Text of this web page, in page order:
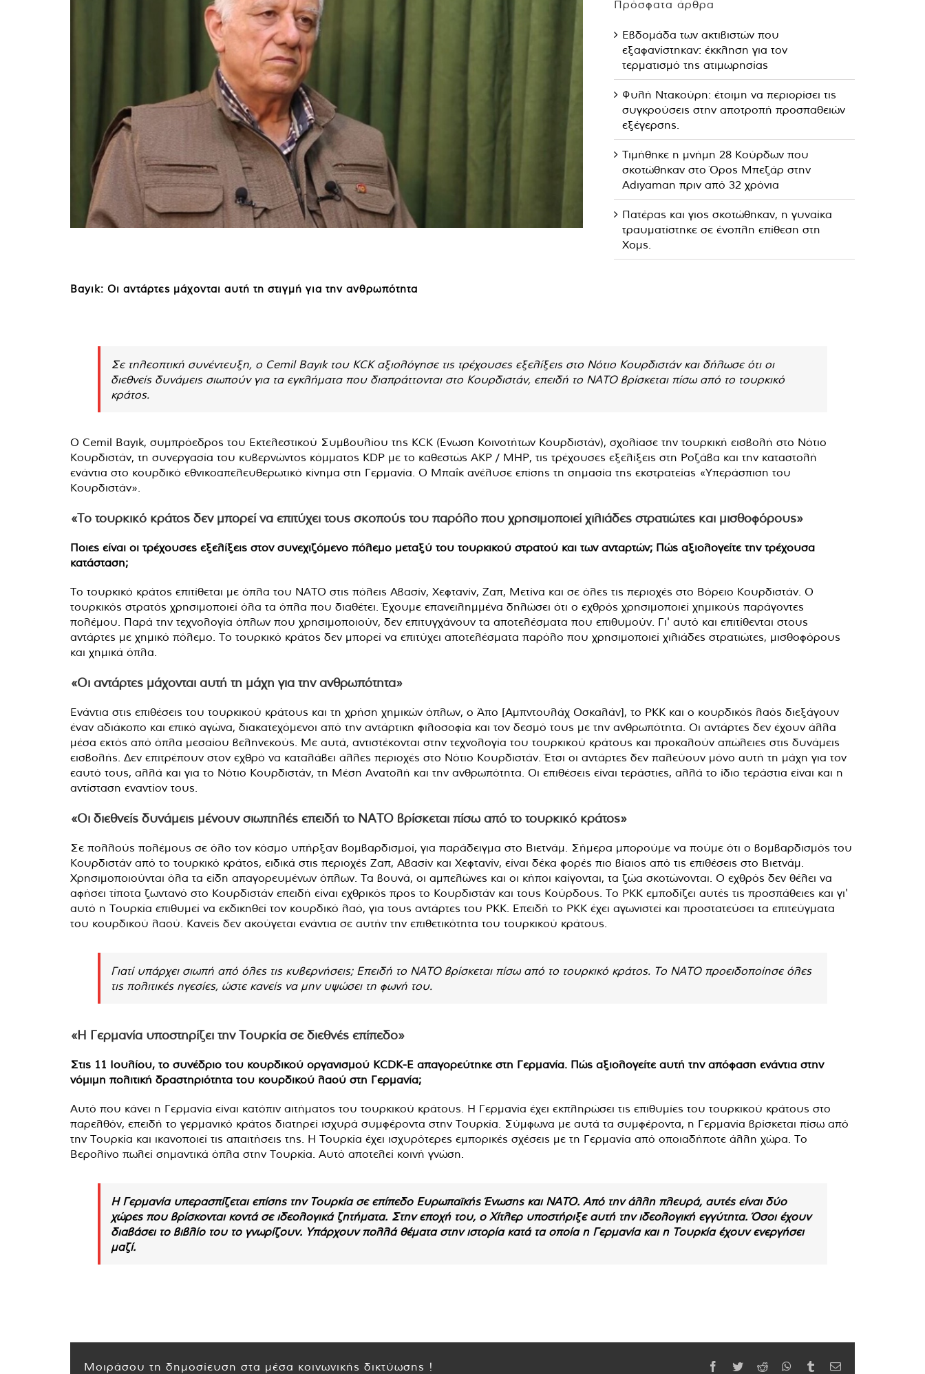
Πρόσφατα άρθρα
Εβδομάδα των ακτιβιστών που
εξαφανίστηκαν: έκκληση για τον
τερματισμό της ατιμωρησίας
Φυλή Ντακούρη: έτοιμη να περιορίσει τις
συγκρούσεις στην αποτροπή προσπαθειών
εξέγερσης.
Τιμήθηκε η μνήμη 28 Κούρδων που
σκοτώθηκαν στο Όρος Μπεζάρ στην
Adıyaman πριν από 32 χρόνια
Πατέρας και γιος σκοτώθηκαν, η γυναίκα
τραυματίστηκε σε ένοπλη επίθεση στη
Χομς.
Bayık: Οι αντάρτες μάχονται αυτή τη στιγμή για την ανθρωπότητα
Σε τηλεοπτική συνέντευξη, ο Cemil Bayık του KCK αξιολόγησε τις τρέχουσες εξελίξεις στο Νότιο Κουρδιστάν και δήλωσε ότι οι
διεθνείς δυνάμεις σιωπούν για τα εγκλήματα που διαπράττονται στο Κουρδιστάν, επειδή το ΝΑΤΟ βρίσκεται πίσω από το τουρκικό
κράτος.
Ο Cemil Bayık, συμπρόεδρος του Εκτελεστικού Συμβουλίου της KCK (Ένωση Κοινοτήτων Κουρδιστάν), σχολίασε την τουρκική εισβολή στο Νότιο
Κουρδιστάν, τη συνεργασία του κυβερνώντος κόμματος KDP με το καθεστώς AKP / MHP, τις τρέχουσες εξελίξεις στη Ροζάβα και την καταστολή
ενάντια στο κουρδικό εθνικοαπελευθερωτικό κίνημα στη Γερμανία. Ο Μπαΐκ ανέλυσε επίσης τη σημασία της εκστρατείας «Υπεράσπιση του
Κουρδιστάν».
«Το τουρκικό κράτος δεν μπορεί να επιτύχει τους σκοπούς του παρόλο που χρησιμοποιεί χιλιάδες στρατιώτες και μισθοφόρους»
Ποιες είναι οι τρέχουσες εξελίξεις στον συνεχιζόμενο πόλεμο μεταξύ του τουρκικού στρατού και των ανταρτών; Πώς αξιολογείτε την τρέχουσα
κατάσταση;
Το τουρκικό κράτος επιτίθεται με όπλα του ΝΑΤΟ στις πόλεις Αβασίν, Χεφτανίν, Ζαπ, Μετίνα και σε όλες τις περιοχές στο Βόρειο Κουρδιστάν. Ο
τουρκικός στρατός χρησιμοποιεί όλα τα όπλα που διαθέτει. Έχουμε επανειλημμένα δηλώσει ότι ο εχθρός χρησιμοποιεί χημικούς παράγοντες
πολέμου. Παρά την τεχνολογία όπλων που χρησιμοποιούν, δεν επιτυγχάνουν τα αποτελέσματα που επιθυμούν. Γι' αυτό και επιτίθενται στους
αντάρτες με χημικό πόλεμο. Το τουρκικό κράτος δεν μπορεί να επιτύχει αποτελέσματα παρόλο που χρησιμοποιεί χιλιάδες στρατιώτες, μισθοφόρους
και χημικά όπλα.
«Οι αντάρτες μάχονται αυτή τη μάχη για την ανθρωπότητα»
Ενάντια στις επιθέσεις του τουρκικού κράτους και τη χρήση χημικών όπλων, ο Άπο [Αμπντουλάχ Οσκαλάν], το ΡΚΚ και ο κουρδικός λαός διεξάγουν
έναν αδιάκοπο και επικό αγώνα, διακατεχόμενοι από την αντάρτικη φιλοσοφία και τον δεσμό τους με την ανθρωπότητα. Οι αντάρτες δεν έχουν άλλα
μέσα εκτός από όπλα μεσαίου βεληνεκούς. Με αυτά, αντιστέκονται στην τεχνολογία του τουρκικού κράτους και προκαλούν απώλειες στις δυνάμεις
εισβολής. Δεν επιτρέπουν στον εχθρό να καταλάβει άλλες περιοχές στο Νότιο Κουρδιστάν. Έτσι οι αντάρτες δεν παλεύουν μόνο αυτή τη μάχη για τον
εαυτό τους, αλλά και για το Νότιο Κουρδιστάν, τη Μέση Ανατολή και την ανθρωπότητα. Οι επιθέσεις είναι τεράστιες, αλλά το ίδιο τεράστια είναι και η
αντίσταση εναντίον τους.
«Οι διεθνείς δυνάμεις μένουν σιωπηλές επειδή το ΝΑΤΟ βρίσκεται πίσω από το τουρκικό κράτος»
Σε πολλούς πολέμους σε όλο τον κόσμο υπήρξαν βομβαρδισμοί, για παράδειγμα στο Βιετνάμ. Σήμερα μπορούμε να πούμε ότι ο βομβαρδισμός του
Κουρδιστάν από το τουρκικό κράτος, ειδικά στις περιοχές Ζαπ, Αβασίν και Χεφτανίν, είναι δέκα φορές πιο βίαιος από τις επιθέσεις στο Βιετνάμ.
Χρησιμοποιούνται όλα τα είδη απαγορευμένων όπλων. Τα βουνά, οι αμπελώνες και οι κήποι καίγονται, τα ζώα σκοτώνονται. Ο εχθρός δεν θέλει να
αφήσει τίποτα ζωντανό στο Κουρδιστάν επειδή είναι εχθρικός προς το Κουρδιστάν και τους Κούρδους. Το PKK εμποδίζει αυτές τις προσπάθειες και γι'
αυτό η Τουρκία επιθυμεί να εκδικηθεί τον κουρδικό λαό, για τους αντάρτες του PKK. Επειδή το ΡΚΚ έχει αγωνιστεί και προστατεύσει τα επιτεύγματα
του κουρδικού λαού. Κανείς δεν ακούγεται ενάντια σε αυτήν την επιθετικότητα του τουρκικού κράτους.
Γιατί υπάρχει σιωπή από όλες τις κυβερνήσεις; Επειδή το ΝΑΤΟ βρίσκεται πίσω από το τουρκικό κράτος. Το ΝΑΤΟ προειδοποίησε όλες
τις πολιτικές ηγεσίες, ώστε κανείς να μην υψώσει τη φωνή του.
«Η Γερμανία υποστηρίζει την Τουρκία σε διεθνές επίπεδο»
Στις 11 Ιουλίου, το συνέδριο του κουρδικού οργανισμού KCDK-E απαγορεύτηκε στη Γερμανία. Πώς αξιολογείτε αυτή την απόφαση ενάντια στην
νόμιμη πολιτική δραστηριότητα του κουρδικού λαού στη Γερμανία;
Αυτό που κάνει η Γερμανία είναι κατόπιν αιτήματος του τουρκικού κράτους. Η Γερμανία έχει εκπληρώσει τις επιθυμίες του τουρκικού κράτους στο
παρελθόν, επειδή το γερμανικό κράτος διατηρεί ισχυρά συμφέροντα στην Τουρκία. Σύμφωνα με αυτά τα συμφέροντα, η Γερμανία βρίσκεται πίσω από
την Τουρκία και ικανοποιεί τις απαιτήσεις της. Η Τουρκία έχει ισχυρότερες εμπορικές σχέσεις με τη Γερμανία από οποιαδήποτε άλλη χώρα. Το
Βερολίνο πωλεί σημαντικά όπλα στην Τουρκία. Αυτό αποτελεί κοινή γνώση.
Η Γερμανία υπερασπίζεται επίσης την Τουρκία σε επίπεδο Ευρωπαϊκής Ένωσης και ΝΑΤΟ. Από την άλλη πλευρά, αυτές είναι δύο
χώρες που βρίσκονται κοντά σε ιδεολογικά ζητήματα. Στην εποχή του, ο Χίτλερ υποστήριξε αυτή την ιδεολογική εγγύτητα. Όσοι έχουν
διαβάσει το βιβλίο του το γνωρίζουν. Υπάρχουν πολλά θέματα στην ιστορία κατά τα οποία η Γερμανία και η Τουρκία έχουν ενεργήσει
μαζί.
Μοιράσου τη δημοσίευση στα μέσα κοινωνικής δικτύωσης ! Facebook
TwitterReddit WhatsApp
TumblrEmail